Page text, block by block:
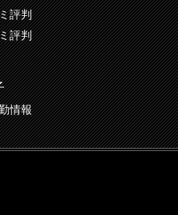
評判
評判
情報